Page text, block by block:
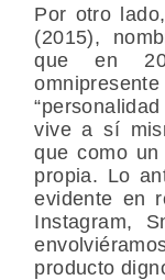
Por otro
(2015),
que en
vive a sí
que como
propia. Lo
evidente en
Instagram,
producto